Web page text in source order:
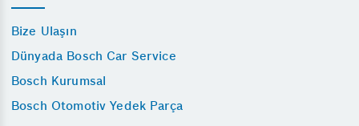
Bize Ulaşın
Dünyada Bosch Car Service
Bosch Kurumsal
Bosch Otomotiv Yedek Parça